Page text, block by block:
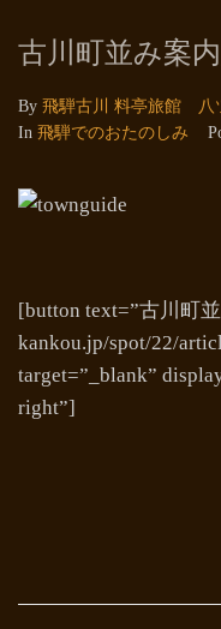
古川町並み案
By 飛騨古川 料亭旅館 八
In 飛騨でのおたのしみ
[button text=”古川町
kankou.jp/spot/22/
target=”_blank”
right”]